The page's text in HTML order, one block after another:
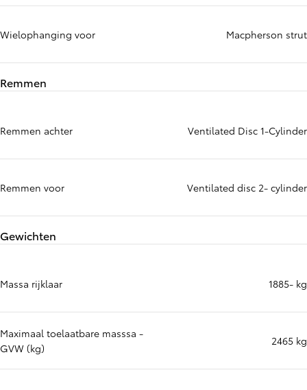
Wielophanging voor Macpherson strut
Remmen
Remmen achter Ventilated Disc 1-Cylinder
Remmen voor Ventilated disc 2- cylinder
Gewichten
Massa rijklaar 1885- kg
Maximaal toelaatbare masssa -
GVW (kg)
2465 kg